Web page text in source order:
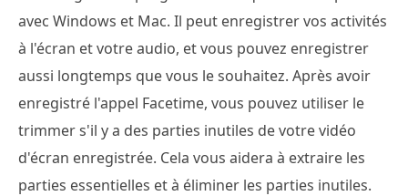
avec Windows et Mac. Il peut enregistrer vos activités
à l'écran et votre audio, et vous pouvez enregistrer
aussi longtemps que vous le souhaitez. Après avoir
enregistré l'appel Facetime, vous pouvez utiliser le
trimmer s'il y a des parties inutiles de votre vidéo
d'écran enregistrée. Cela vous aidera à extraire les
parties essentielles et à éliminer les parties inutiles.